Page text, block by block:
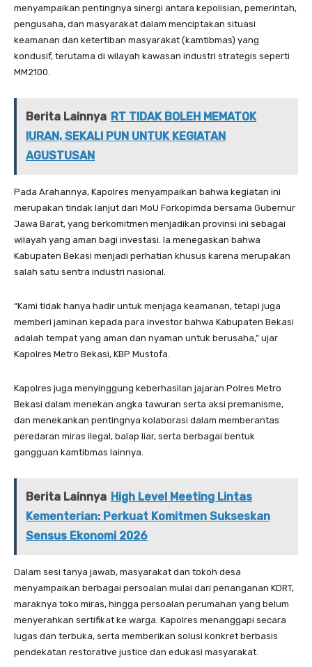
menyampaikan pentingnya sinergi antara kepolisian, pemerintah,
pengusaha, dan masyarakat dalam menciptakan situasi
keamanan dan ketertiban masyarakat (kamtibmas) yang
kondusif, terutama di wilayah kawasan industri strategis seperti
MM2100.
Berita Lainnya RT TIDAK BOLEH MEMATOK
IURAN, SEKALI PUN UNTUK KEGIATAN
AGUSTUSAN
Pada Arahannya, Kapolres menyampaikan bahwa kegiatan ini
merupakan tindak lanjut dari MoU Forkopimda bersama Gubernur
Jawa Barat, yang berkomitmen menjadikan provinsi ini sebagai
wilayah yang aman bagi investasi. Ia menegaskan bahwa
Kabupaten Bekasi menjadi perhatian khusus karena merupakan
salah satu sentra industri nasional.
“Kami tidak hanya hadir untuk menjaga keamanan, tetapi juga
memberi jaminan kepada para investor bahwa Kabupaten Bekasi
adalah tempat yang aman dan nyaman untuk berusaha,” ujar
Kapolres Metro Bekasi, KBP Mustofa.
Kapolres juga menyinggung keberhasilan jajaran Polres Metro
Bekasi dalam menekan angka tawuran serta aksi premanisme,
dan menekankan pentingnya kolaborasi dalam memberantas
peredaran miras ilegal, balap liar, serta berbagai bentuk
gangguan kamtibmas lainnya.
Berita Lainnya High Level Meeting Lintas
Kementerian: Perkuat Komitmen Sukseskan
Sensus Ekonomi 2026
Dalam sesi tanya jawab, masyarakat dan tokoh desa
menyampaikan berbagai persoalan mulai dari penanganan KDRT,
maraknya toko miras, hingga persoalan perumahan yang belum
menyerahkan sertifikat ke warga. Kapolres menanggapi secara
lugas dan terbuka, serta memberikan solusi konkret berbasis
pendekatan restorative justice dan edukasi masyarakat.